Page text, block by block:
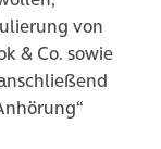
von
& Co. sowie